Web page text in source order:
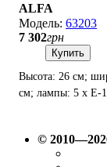
ALFA
63203
7 302грн
Купить
Высота: 26 см;
см; лампы: 5 х Е-
©